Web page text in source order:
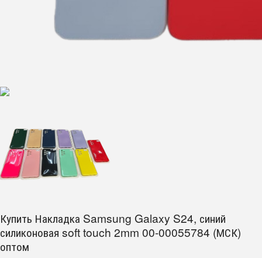
Купить Накладка Samsung Galaxy S24, синий
силиконовая soft touch 2mm 00-00055784 (МСК)
оптом